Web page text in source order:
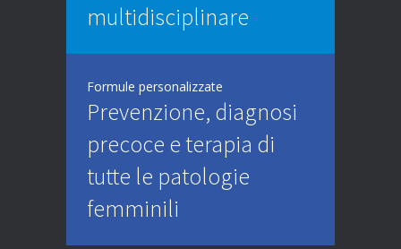
multidisciplinare
Formule personalizzate
Prevenzione, diagnosi
precoce e terapia di
tutte le patologie
femminili